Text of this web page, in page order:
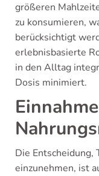
größeren
zu konsumieren,
berücksichtigt
erlebnisbasierte
in den Alltag
Dosis minimiert.
Die Entscheidung,
einzunehmen, ist